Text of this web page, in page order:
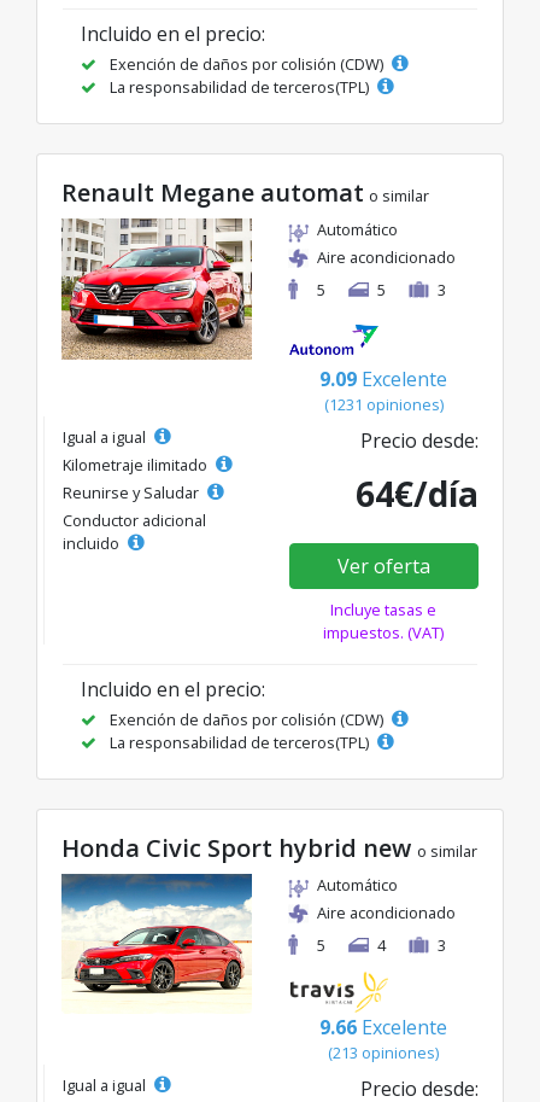
Incluido en el precio:
Exención de daños por colisión (CDW)
La responsabilidad de terceros(TPL)
Renault Megane automat o similar
Automático
Aire acondicionado
5
5 3
9.09 Excelente
(1231 opiniones)
Igual a igual
Kilometraje ilimitado
Reunirse y Saludar
Conductor adicional
incluido
Precio desde:
64€/día
Ver oferta
Incluye tasas e
impuestos. (VAT)
Incluido en el precio:
Exención de daños por colisión (CDW)
La responsabilidad de terceros(TPL)
Honda Civic Sport hybrid new o similar
Automático
Aire acondicionado
5
4 3
9.66 Excelente
(213 opiniones)
Igual a igual
Precio desde: